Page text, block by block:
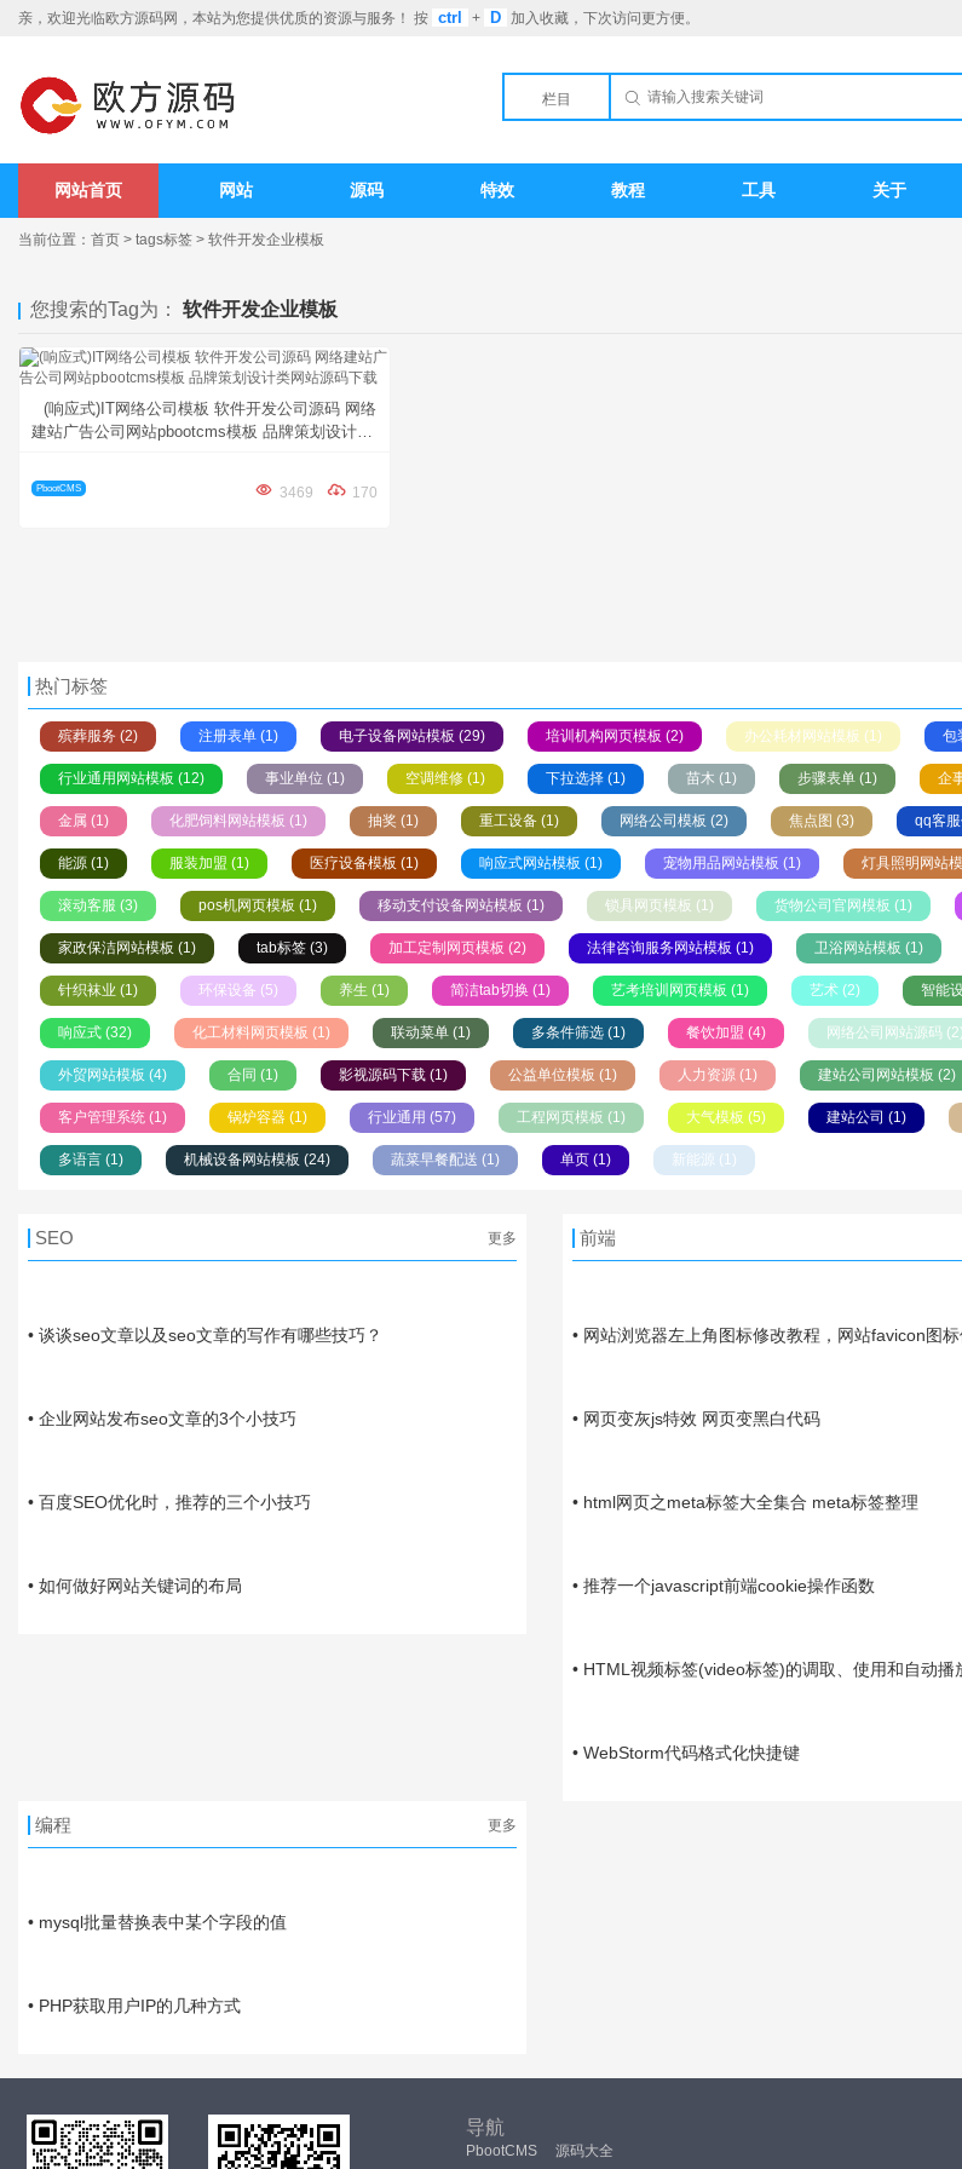
亲，欢迎光临欧方源码网，本站为您提供优质的资源与服务！ 按 ctrl + D 加入收藏，下次访问更方便。
栏目
网站首页 网站 源码 特效 教程 工具 关于
当前位置： 首页 > tags标签 > 软件开发企业模板
您搜索的Tag为： 软件开发企业模板
(响应式)IT网络公司模板 软件开发公司源码 网络
建站广告公司网站pbootcms模板 品牌策划设计类
PbootCMS 3469 170
热门标签
殡葬服务 (2) 注册表单 (1) 电子设备网站模板 (29) 培训机构网页模板 (2) 办公耗材网站模板 (1) 包
行业通用网站模板 (12) 事业单位 (1) 空调维修 (1) 下拉选择 (1) 苗木 (1) 步骤表单 (1) 企
金属 (1) 化肥饲料网站模板 (1) 抽奖 (1) 重工设备 (1) 网络公司模板 (2) 焦点图 (3) qq客
能源 (1) 服装加盟 (1) 医疗设备模板 (1) 响应式网站模板 (1) 宠物用品网站模板 (1) 灯具照明网站
滚动客服 (3) pos机网页模板 (1) 移动支付设备网站模板 (1) 锁具网页模板 (1) 货物公司官网模板 (1)
家政保洁网站模板 (1) tab标签 (3) 加工定制网页模板 (2) 法律咨询服务网站模板 (1) 卫浴网站模板 (1)
针织袜业 (1) 环保设备 (5) 养生 (1) 简洁tab切换 (1) 艺考培训网页模板 (1) 艺术 (2) 智能
响应式 (32) 化工材料网页模板 (1) 联动菜单 (1) 多条件筛选 (1) 餐饮加盟 (4) 网络公司网站源码 (2)
外贸网站模板 (4) 合同 (1) 影视源码下载 (1) 公益单位模板 (1) 人力资源 (1) 建站公司网站模板 (2)
客户管理系统 (1) 锅炉容器 (1) 行业通用 (57) 工程网页模板 (1) 大气模板 (5) 建站公司 (1)
多语言 (1) 机械设备网站模板 (24) 蔬菜早餐配送 (1) 单页 (1) 新能源 (1)
SEO 更多
• 谈谈seo文章以及seo文章的写作有哪些技巧？
• 企业网站发布seo文章的3个小技巧
• 百度SEO优化时，推荐的三个小技巧
• 如何做好网站关键词的布局
前端
• 网站浏览器左上角图标修改教程，网站favicon图标修改，浏览器
• 网页变灰js特效 网页变黑白代码
• html网页之meta标签大全集合 meta标签整理
• 推荐一个javascript前端cookie操作函数
• HTML视频标签(video标签)的调取、使用和自动播
• WebStorm代码格式化快捷键
编程 更多
• mysql批量替换表中某个字段的值
• PHP获取用户IP的几种方式
导航
PbootCMS 源码大全